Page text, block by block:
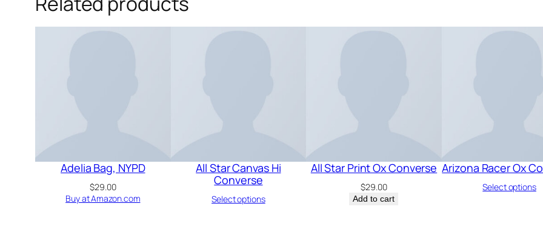
Adelia Bag, NYPD
$29.00
Buy at Amazon.com
All Star Canvas Hi
Converse
Select options
All Star Print Ox Converse
$29.00
Add to cart
Arizona Racer Ox
Select options